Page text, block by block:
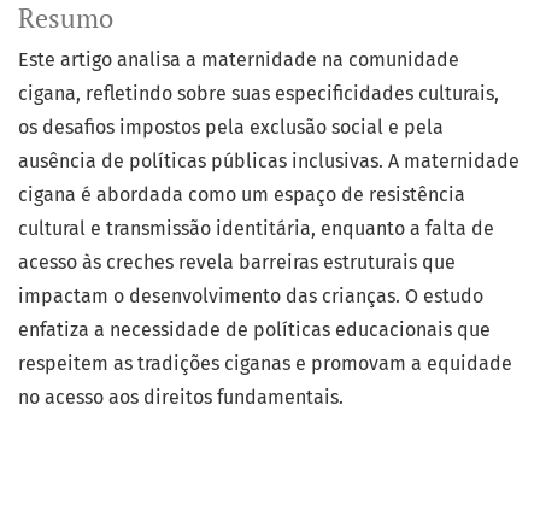
Resumo
Este artigo analisa a maternidade na comunidade
cigana, refletindo sobre suas especificidades culturais,
os desafios impostos pela exclusão social e pela
ausência de políticas públicas inclusivas. A maternidade
cigana é abordada como um espaço de resistência
cultural e transmissão identitária, enquanto a falta de
acesso às creches revela barreiras estruturais que
impactam o desenvolvimento das crianças. O estudo
enfatiza a necessidade de políticas educacionais que
respeitem as tradições ciganas e promovam a equidade
no acesso aos direitos fundamentais.